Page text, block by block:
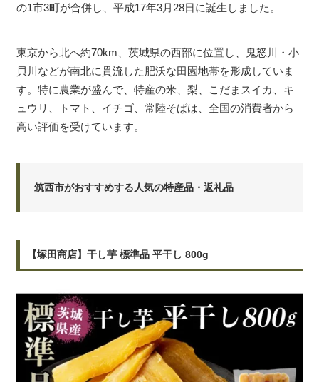
の1市3町が合併し、平成17年3月28日に誕生しました。
東京から北へ約70km、茨城県の西部に位置し、鬼怒川・小
貝川などが南北に貫流した肥沃な田園地帯を形成していま
す。特に農業が盛んで、特産の米、梨、こだまスイカ、キ
ュウリ、トマト、イチゴ、常陸そばは、全国の消費者から
高い評価を受けています。
筑西市がおすすめする人気の特産品・返礼品
【塚田商店】干し芋 標準品 平干し 800g